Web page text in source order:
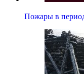
Пожары в